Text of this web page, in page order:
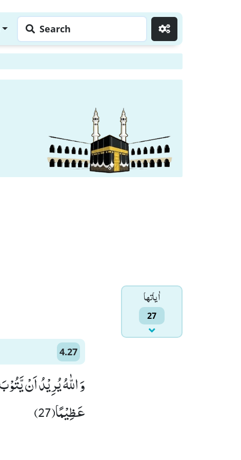
Search
اٰياتها
27
4.27
عَظِیْمًا(27)